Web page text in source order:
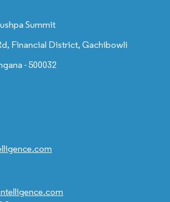
Summit
Financial District, Gachibowli
- 500032